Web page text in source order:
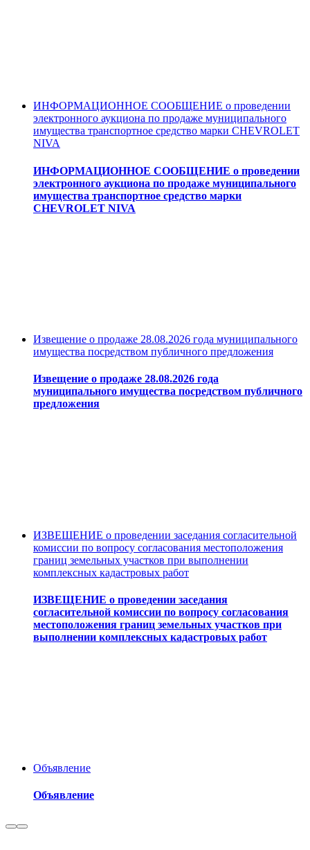
ИНФОРМАЦИОННОЕ СООБЩЕНИЕ о проведении
электронного аукциона по продаже муниципального
имущества транспортное средство марки CHEVROLET
NIVA
ИНФОРМАЦИОННОЕ СООБЩЕНИЕ о проведении
электронного аукциона по продаже муниципального
имущества транспортное средство марки
CHEVROLET NIVA
Извещение о продаже 28.08.2026 года муниципального
имущества посредством публичного предложения
Извещение о продаже 28.08.2026 года
муниципального имущества посредством публичного
предложения
ИЗВЕЩЕНИЕ о проведении заседания согласительной
комиссии по вопросу согласования местоположения
границ земельных участков при выполнении
комплексных кадастровых работ
ИЗВЕЩЕНИЕ о проведении заседания
согласительной комиссии по вопросу согласования
местоположения границ земельных участков при
выполнении комплексных кадастровых работ
Объявление
Объявление